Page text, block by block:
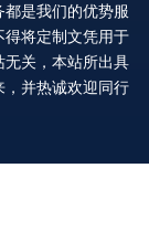
是我们的优势服
得将定制文凭用于
无关，本站所出具
，并热诚欢迎同行